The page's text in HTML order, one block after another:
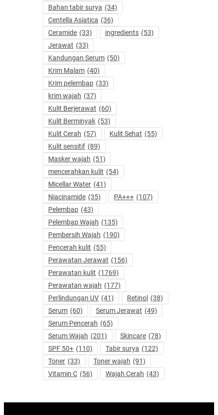
Bahan tabir surya (34)
Centella Asiatica (36)
Ceramide (33) ingredients (53)
Jerawat (33)
Kandungan Serum (50)
Krim Malam (40)
Krim pelembap (33)
krim wajah (37)
Kulit Berjerawat (60)
Kulit Berminyak (53)
Kulit Cerah (57) Kulit Sehat (55)
Kulit sensitif (89)
Masker wajah (51)
mencerahkan kulit (54)
Micellar Water (41)
Niacinamide (35) PA+++ (107)
Pelembap (43)
Pelembap Wajah (135)
Pembersih Wajah (190)
Pencerah kulit (55)
Perawatan Jerawat (156)
Perawatan kulit (1769)
Perawatan wajah (177)
Perlindungan UV (41) Retinol (38)
Serum (60) Serum Jerawat (49)
Serum Pencerah (65)
Serum Wajah (201) Skincare (78)
SPF 50+ (110) Tabir surya (122)
Toner (33) Toner wajah (91)
Vitamin C (56) Wajah Cerah (43)